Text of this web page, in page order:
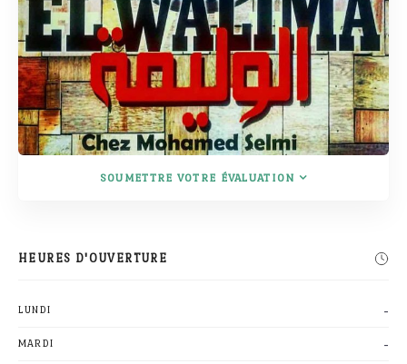
SOUMETTRE VOTRE ÉVALUATION
HEURES D'OUVERTURE
LUNDI -
MARDI -